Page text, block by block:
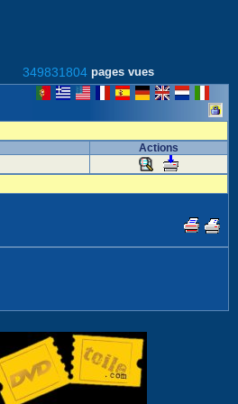
349831804 pages vues
Actions